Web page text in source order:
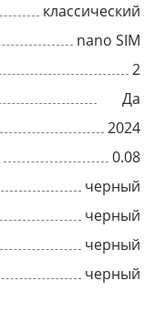
классический
nano SIM
2
Да
2024
0.08
черный
черный
черный
черный